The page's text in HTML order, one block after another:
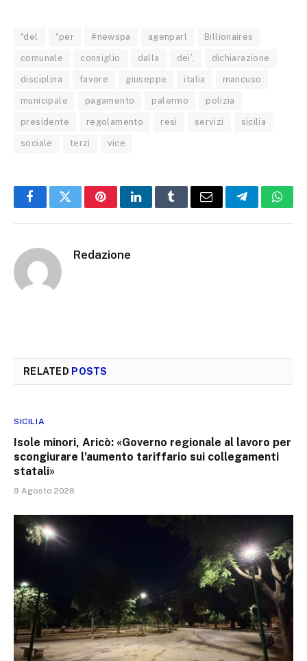
“del “per #newspa agenparl Billionaires
comunale consiglio dalla dei’, dichiarazione
disciplina favore giuseppe italia mancuso
municipale pagamento palermo polizia
presidente regolamento resi servizi sicilia
sociale terzi vice
FacebookTwitterPinterestLinkedInTumblrEmail Telegram
Redazione
RELATED POSTS
SICILIA
Isole minori, Aricò: «Governo regionale al lavoro per
scongiurare l’aumento tariffario sui collegamenti
statali»
9 Agosto 2026